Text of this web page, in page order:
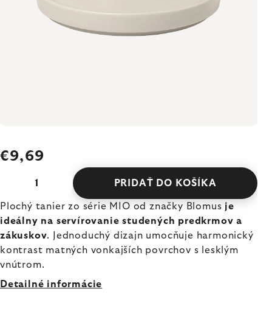
€9,69
PRIDAŤ DO KOŠÍKA
Plochý tanier zo série MIO od značky Blomus je
ideálny na servírovanie studených predkrmov a
zákuskov. Jednoduchý dizajn umocňuje harmonický
kontrast matných vonkajších povrchov s lesklým
vnútrom.
Detailné informácie